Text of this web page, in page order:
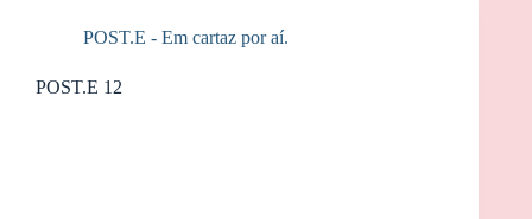
POST.E - Em cartaz por aí.
POST.E 12